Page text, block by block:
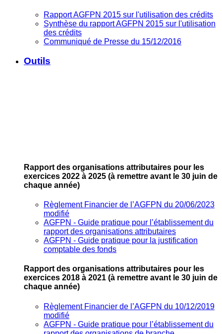
Rapport AGFPN 2015 sur l'utilisation des crédits
Synthèse du rapport AGFPN 2015 sur l'utilisation
des crédits
Communiqué de Presse du 15/12/2016
Outils
Rapport des organisations attributaires pour les
exercices 2022 à 2025 (à remettre avant le 30 juin de
chaque année)
Règlement Financier de l’AGFPN du 20/06/2023
modifié
AGFPN ‐ Guide pratique pour l’établissement du
rapport des organisations attributaires
AGFPN ‐ Guide pratique pour la justification
comptable des fonds
Rapport des organisations attributaires pour les
exercices 2018 à 2021 (à remettre avant le 30 juin de
chaque année)
Règlement Financier de l’AGFPN du 10/12/2019
modifié
AGFPN ‐ Guide pratique pour l’établissement du